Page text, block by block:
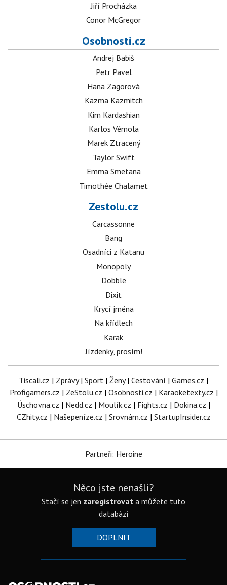
Jiří Procházka
Conor McGregor
Osobnosti.cz
Andrej Babiš
Petr Pavel
Hana Zagorová
Kazma Kazmitch
Kim Kardashian
Karlos Vémola
Marek Ztracený
Taylor Swift
Emma Smetana
Timothée Chalamet
Zestolu.cz
Carcassonne
Bang
Osadníci z Katanu
Monopoly
Dobble
Dixit
Krycí jména
Na křídlech
Karak
Jízdenky, prosím!
Tiscali.cz | Zprávy| Sport | Ženy| Cestování | Games.cz |
Profigamers.cz | ZeStolu.cz | Osobnosti.cz | Karaoketexty.cz |
Úschovna.cz | Nedd.cz | Moulík.cz | Fights.cz | Dokina.cz |
CZhity.cz | Našepeníze.cz | Srovnám.cz | StartupInsider.cz
Partneři: Heroine
Něco jste nenašli?
Stačí se jen zaregistrovat a můžete tuto
databázi
DOPLNIT